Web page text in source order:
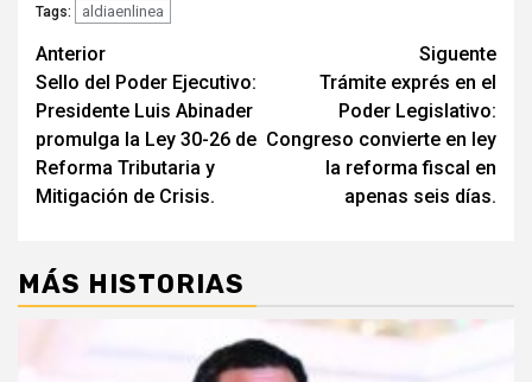
Tags: aldiaenlinea
Navegación
de
entradas
Anterior
Sello del Poder Ejecutivo:
Presidente Luis Abinader
promulga la Ley 30-26 de
Reforma Tributaria y
Mitigación de Crisis.
Siguente
Trámite exprés en el
Poder Legislativo:
Congreso convierte en ley
la reforma fiscal en
apenas seis días.
MÁS HISTORIAS